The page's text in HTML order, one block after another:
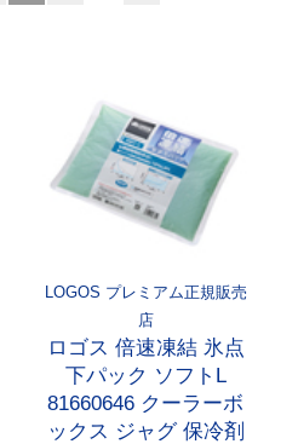
LOGOS プレミアム正規販売
店
ロゴス 倍速凍結 氷点
下パック ソフトL
81660646 クーラーボ
ックス ジャグ 保冷剤